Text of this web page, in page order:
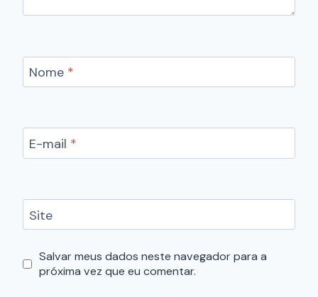
Nome *
E-mail *
Site
Salvar meus dados neste navegador para a
próxima vez que eu comentar.